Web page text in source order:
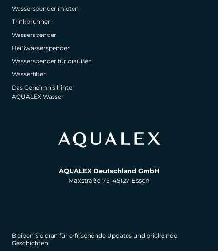
Wasserspender mieten
Trinkbrunnen
Wasserspender
Heißwasserspender
Wasserspender für draußen
Wasserfilter
Das Geheimnis hinter
AQUALEX Wasser
AQUALEX Deutschland GmbH
Maxstraße 75, 45127 Essen
Bleiben Sie dran für erfrischende Updates und prickelnde
Geschichten.